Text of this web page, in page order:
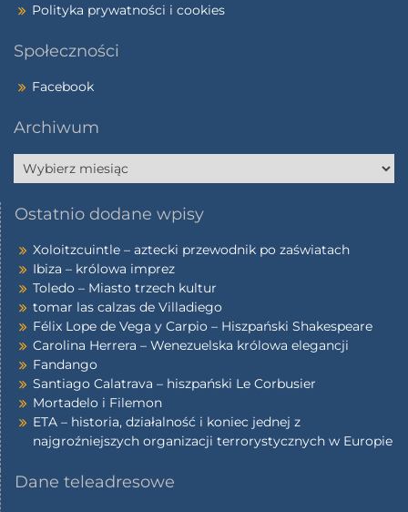
Polityka prywatności i cookies
Społeczności
Facebook
Archiwum
Ostatnio dodane wpisy
Xoloitzcuintle – aztecki przewodnik po zaświatach
Ibiza – królowa imprez
Toledo – Miasto trzech kultur
tomar las calzas de Villadiego
Félix Lope de Vega y Carpio – Hiszpański Shakespeare
Carolina Herrera – Wenezuelska królowa elegancji
Fandango
Santiago Calatrava – hiszpański Le Corbusier
Mortadelo i Filemon
ETA – historia, działalność i koniec jednej z
najgroźniejszych organizacji terrorystycznych w Europie
Dane teleadresowe